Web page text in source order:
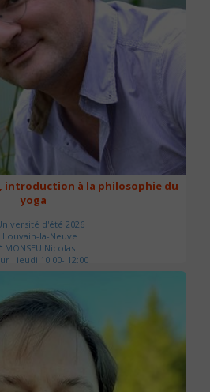
introduction à la philosophie du
yoga
d'été 2026
Louvain-la-Neuve
MONSEU Nicolas
: jeudi 10:00- 12:00
de séances : 1